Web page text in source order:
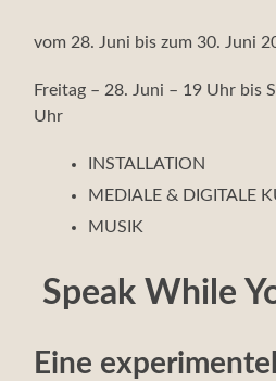
vom 28. Juni bis zum 30. Juni
Freitag – 28. Juni – 19 Uhr bis
Uhr
INSTALLATION
MEDIALE & DIGITALE
MUSIK
Speak While
Eine